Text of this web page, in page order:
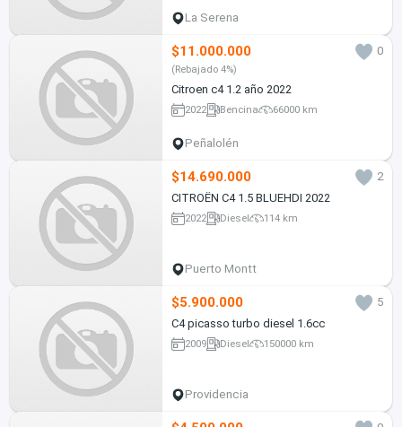
La Serena
$11.000.000 0
(Rebajado 4%)
Citroen c4 1.2 año 2022
2022 Bencina 66000 km
Peñalolén
$14.690.000
2
CITROËN C4 1.5 BLUEHDI 2022
2022 Diesel 114 km
Puerto Montt
$5.900.000
5
C4 picasso turbo diesel 1.6cc
2009 Diesel 150000 km
Providencia